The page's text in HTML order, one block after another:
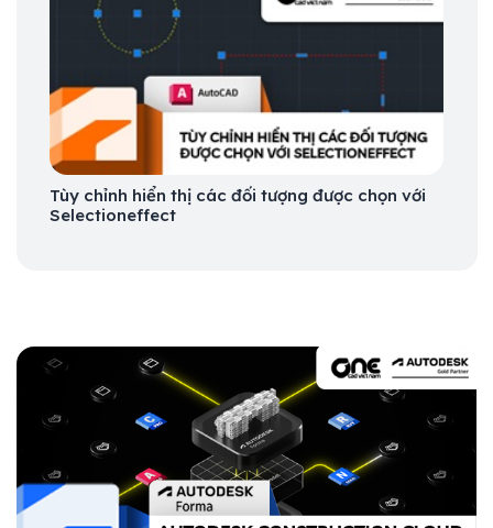
Tùy chỉnh hiển thị các đối tượng được chọn với
Selectioneffect